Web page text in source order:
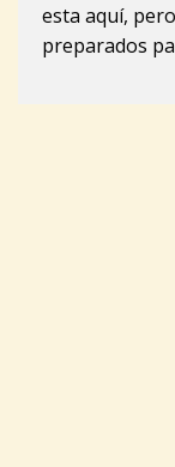
esta aquí,
preparados